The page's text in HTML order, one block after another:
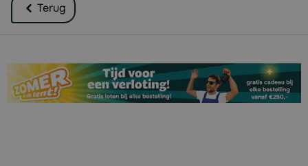
Terug